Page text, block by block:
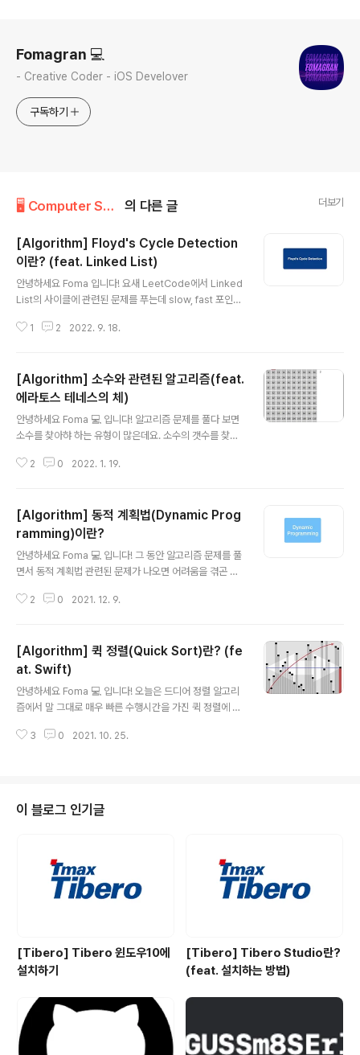
Fomagran 💻
- Creative Coder - iOS Develover
구독하기
🖥 Computer Science/Algorithm 의 다른 글 더보기
[Algorithm] Floyd's Cycle Detection
이란? (feat. Linked List)
안녕하세요 Foma 입니다! 요새 LeetCode에서 Linked
List의 사이클에 관련된 문제를 푸는데 slow, fast 포인터
보니 관련된 알고리즘이 있었고, 그것이 Floyd's Cycle
의 시작점이 어디인지 알아낼 수 있는 Floyd's Cycle De
tection 에 대해서 알아보려고 합니다. 바로 시작할게요~
Floyd's Cycle Detection 이란? 🔁 Robert W. Floy
d가 고안한 리스트의 사이클을 빠르고 적은 메모리로 찾는
고리즘을 만들..
1 2 2022. 9. 18.
[Algorithm] 소수와 관련된 알고리즘(feat.
에라토스 테네스의 체)
안녕하세요 Foma 💻 입니다! 알고리즘 문제를 풀다 보면
소수를 찾아햐 하는 유형이 많은데요. 소수의 갯수를 찾아
고리즘이 필요합니다. 오늘은 정확히 알고 빠르게 찾기 위
가 있다면 단순하게 2부터 n까지 k로 나눠서 나누어 떨어
지는 숫자의 갯수를 판별하면 되겠죠? 하지만 이런 방법은
숫자가 커지면 커질수록 비효율적이기 때문에 시간이 오래
걸리게 됩니다. 그러므로 효율적인 방법을 사용해야 하는
데요. 에라토스 테네스의 체 먼저 2부터 n까지의 구간에서
소수의 갯수나, 어떤 소수가 있는지 확인하기 위해선 "에라
2 0 2022. 1. 19.
[Algorithm] 동적 계획법(Dynamic Prog
ramming)이란?
안녕하세요 Foma 💻 입니다! 그 동안 알고리즘 문제를 풀
면서 동적 계획법 관련된 문제가 나오면 어려움을 겪곤 했
려고 합니다. 바로 시작할게요! 동적 계획법(Dynamic Pr
on Problem)를 해결하기 위해서 고안되었다. 복잡한 문
제를 간단한 여러 개의 문제로 나누어 푸는 방법을 말하며
이것은 부분 문제 반복과 최적 부분 구조를 가지고 있는 알
고리즘을 일반적인 방법에 비해 더욱 적은 시간 내에 풀 때
문제를 작게 쪼개서 문제를 해결해 나가는 알고리즘입니
2 0 2021. 12. 9.
[Algorithm] 퀵 정렬(Quick Sort)란? (fe
at. Swift)
안녕하세요 Foma 💻 입니다! 오늘은 드디어 정렬 알고리
즘에서 말 그대로 매우 빠른 수행시간을 가진 퀵 정렬에 대
k Sort)이란? 🧐 퀵 정렬(Quicksort)은 찰스 앤터니 리
는 26살이라고 하네요...) 합병 정렬과 같이 분할 정복 알고
리즘에 속하고 평균적으로 매우 빠른 수행속도를 자랑합니
로 기준입니다. 피봇을 가장 첫 번째 인덱스를 선택할 수도
3 0 2021. 10. 25.
이 블로그 인기글
[Tibero] Tibero 윈도우10에
설치하기
[Tibero] Tibero Studio란?
(feat. 설치하는 방법)